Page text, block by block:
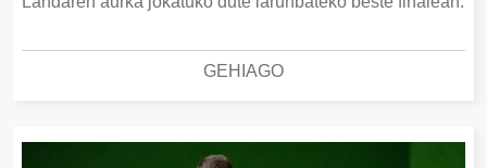
GEHIAGO